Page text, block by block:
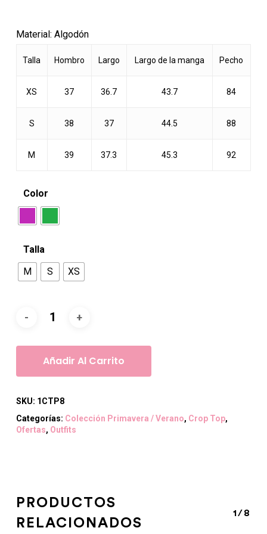
original
era:
$17.990.
$13.990.
Material: Algodón
Talla Hombro Largo Largo de la manga Pecho
XS 37 36.7 43.7 84
S 38 37 44.5 88
M 39 37.3 45.3 92
Color
Talla
M
S XS
Añadir Al Carrito
SKU: 1CTP8
Categorías: Colección Primavera / Verano, Crop Top,
Ofertas, Outfits
PRODUCTOS
RELACIONADOS
1/8